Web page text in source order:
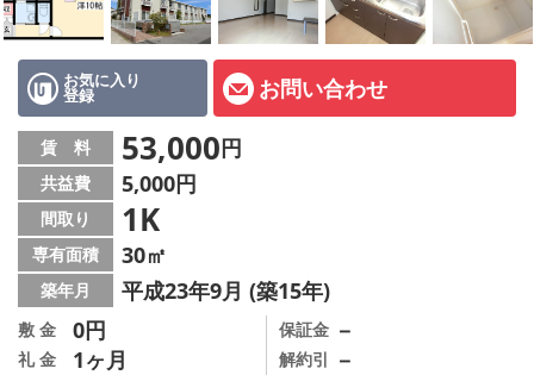
LINE公式アカウント
店舗情報·アクセス
会社概要
メールでお問い合わせ
お気に入り
登録 お問い合わせ
賃 料 53,000円
共益費 5,000円
間取り 1K
専有面積 30㎡
築年月 平成23年9月 (築15年)
敷 金 0円
礼 金 1ヶ月
保証金 －
解約引 －